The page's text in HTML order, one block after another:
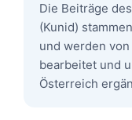
Die Beiträge
(Kunid)
und werden
bearbeitet und
Österreich